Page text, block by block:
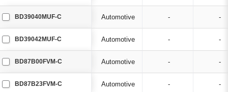
BD39040MUF-C Automotive - -
BD39042MUF-C Automotive - -
BD87B00FVM-C Automotive - -
BD87B23FVM-C Automotive - -